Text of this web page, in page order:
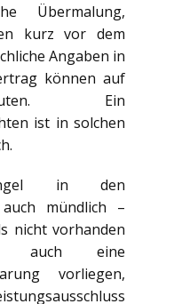
Übermalung,
kurz vor dem
Angaben in
können auf
Ein
ist in solchen
in den
mündlich –
nicht vorhanden
auch eine
vorliegen,